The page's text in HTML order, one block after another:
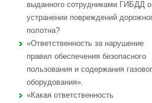
выданного сотрудниками ГИБДД
устранении повреждений
полотна?
«Ответственность за нарушение
правил обеспечения безопасного
пользования и содержания
оборудования».
«Какая ответственность